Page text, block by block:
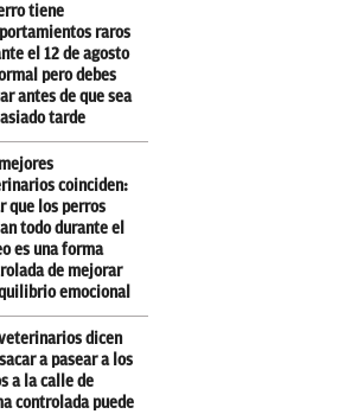
tiene
raros
el 12 de agosto
pero debes
antes de que sea
tarde
coinciden:
que los perros
todo durante el
es una forma
de mejorar
emocional
dicen
a pasear a los
a la calle de
controlada puede